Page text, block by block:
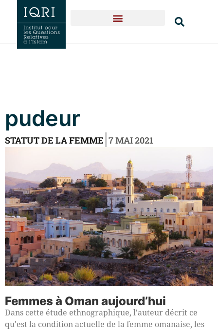
pudeur
STATUT DE LA FEMME 7 MAI 2021
Femmes à Oman aujourd’hui
Dans cette étude ethnographique, l'auteur décrit ce
qu'est la condition actuelle de la femme omanaise, les